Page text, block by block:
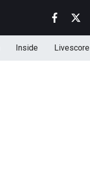
Inside Livescore